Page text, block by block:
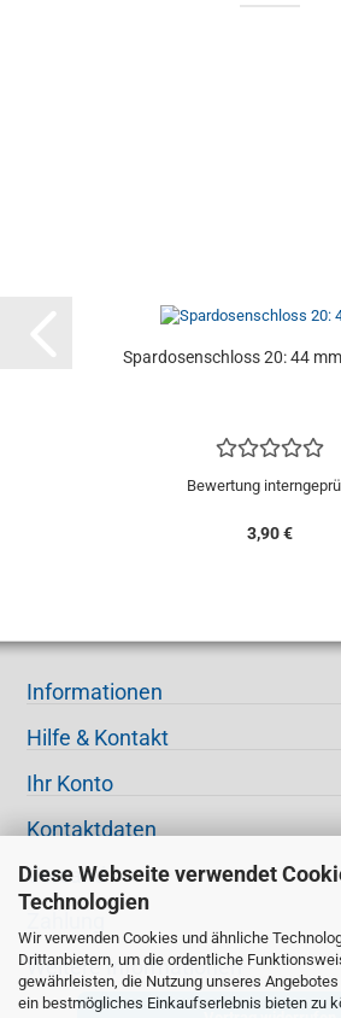
Diese Webseite verwendet
Technologien
Wir verwenden Cookies und ähnliche
Drittanbietern, um die ordentliche
gewährleisten, die Nutzung unseres
ein bestmögliches Einkaufserlebnis bieten zu
Spardosenschloss 20: 44
Bewertung
3,90 €
Informationen
Hilfe & Kontakt
Ihr Konto
Kontaktdaten
Versand
Weitere Informationen